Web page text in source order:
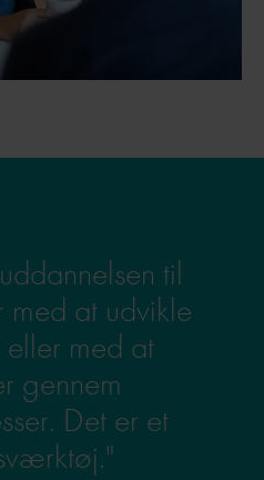
til
at udvikle
eller med at
gennem
Det er et